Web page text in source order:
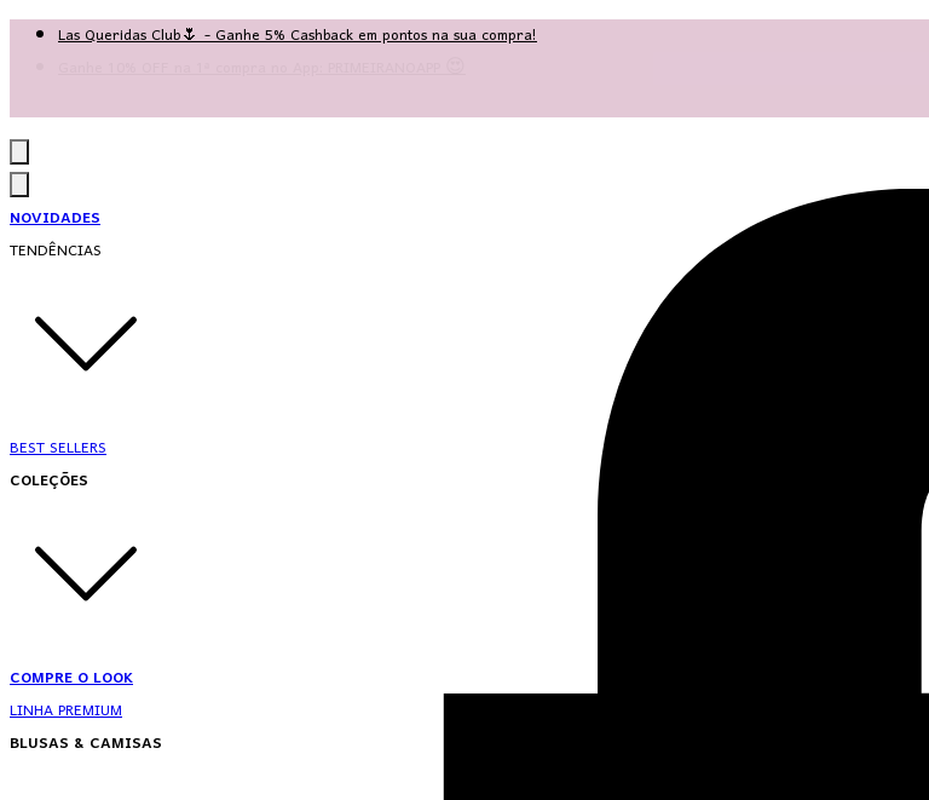
Las Queridas Club🌷 - Ganhe 5% Cashback em pontos na sua compra!
NOVIDADES
TENDÊNCIAS
BEST SELLERS
COLEÇÕES
COMPRE O LOOK
LINHA PREMIUM
BLUSAS & CAMISAS